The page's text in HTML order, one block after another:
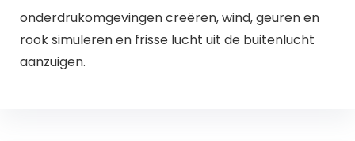
onderdrukomgevingen creëren, wind, geuren en
rook simuleren en frisse lucht uit de buitenlucht
aanzuigen.